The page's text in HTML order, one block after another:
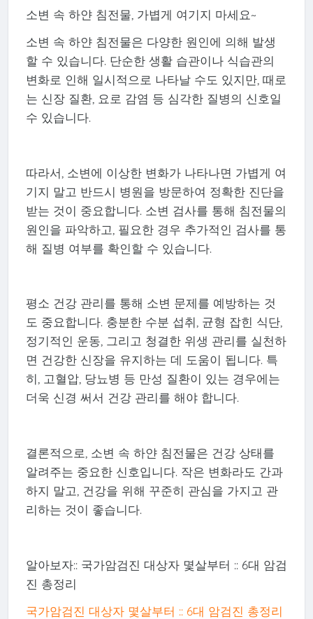
소변 속 하얀 침전물, 가볍게 여기지 마세요~
소변 속 하얀 침전물은 다양한 원인에 의해 발생
할 수 있습니다. 단순한 생활 습관이나 식습관의
변화로 인해 일시적으로 나타날 수도 있지만, 때로
는 신장 질환, 요로 감염 등 심각한 질병의 신호일
수 있습니다.
따라서, 소변에 이상한 변화가 나타나면 가볍게 여
기지 말고 반드시 병원을 방문하여 정확한 진단을
받는 것이 중요합니다. 소변 검사를 통해 침전물의
원인을 파악하고, 필요한 경우 추가적인 검사를 통
해 질병 여부를 확인할 수 있습니다.
평소 건강 관리를 통해 소변 문제를 예방하는 것
도 중요합니다. 충분한 수분 섭취, 균형 잡힌 식단,
정기적인 운동, 그리고 청결한 위생 관리를 실천하
면 건강한 신장을 유지하는 데 도움이 됩니다. 특
히, 고혈압, 당뇨병 등 만성 질환이 있는 경우에는
더욱 신경 써서 건강 관리를 해야 합니다.
결론적으로, 소변 속 하얀 침전물은 건강 상태를
알려주는 중요한 신호입니다. 작은 변화라도 간과
하지 말고, 건강을 위해 꾸준히 관심을 가지고 관
리하는 것이 좋습니다.
알아보자:: 국가암검진 대상자 몇살부터 :: 6대 암검
진 총정리
국가암검진 대상자 몇살부터 :: 6대 암검진 총정리